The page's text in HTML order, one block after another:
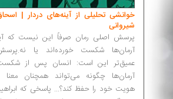
خوانشی تحلیلی از آینه‌های دردار |
شیروانی
پرسش اصلی رمان صرفاً این نیست که
آرمان‌ها شکست خورده‌اند یا
عمیق‌تر این است: انسان پس از
آرمان‌ها چگونه می‌تواند همچنان معنا
هویت خود را حفظ کند؟... پاسخی که